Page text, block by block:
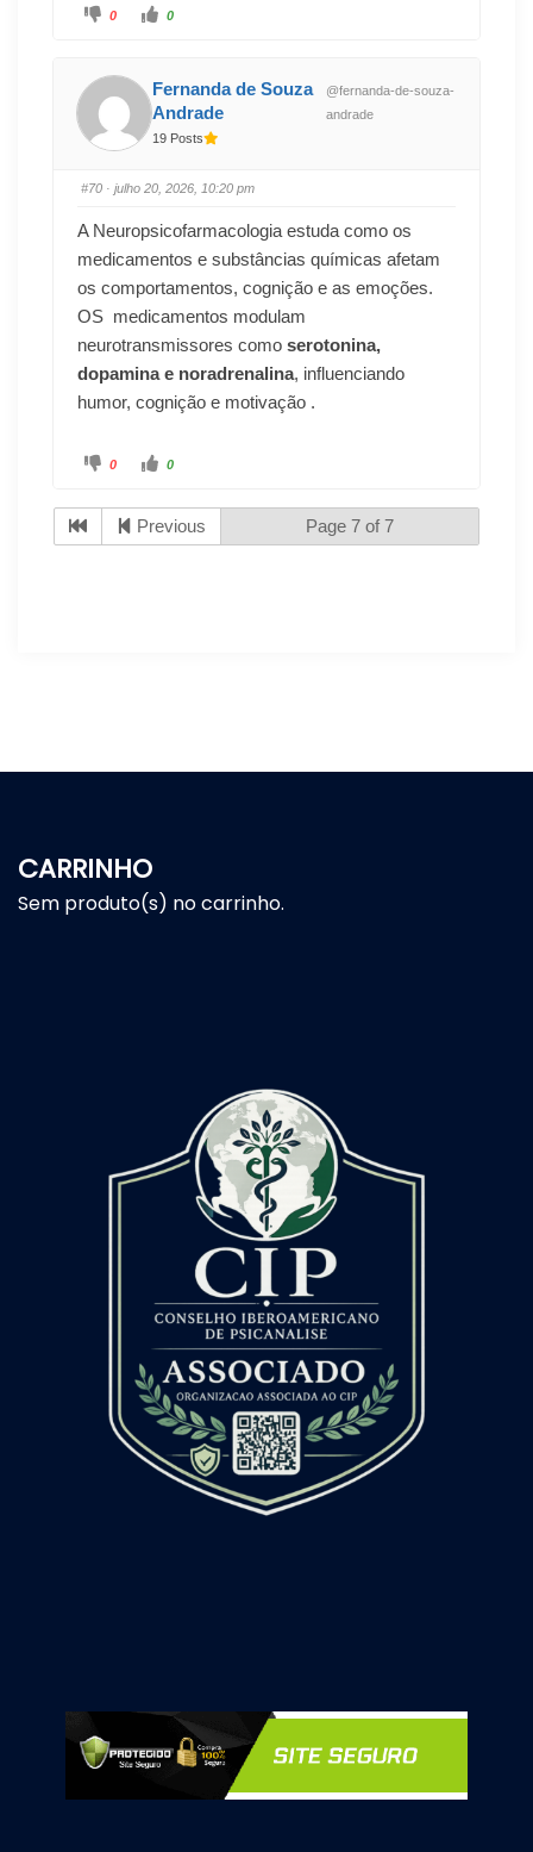
0 0
Fernanda de Souza
Andrade
@fernanda-de-souza-
andrade
19 Posts
#70 · julho 20, 2026, 10:20 pm
A Neuropsicofarmacologia estuda como os
medicamentos e substâncias químicas afetam
os comportamentos, cognição e as emoções.
OS medicamentos modulam
neurotransmissores como serotonina,
dopamina e noradrenalina, influenciando
humor, cognição e motivação .
0 0
Previous Page 7 of 7
CARRINHO
Sem produto(s) no carrinho.